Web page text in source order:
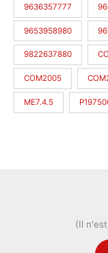
9636357777
9653958980
9822637880
COM2005
ME7.4.5
(Il